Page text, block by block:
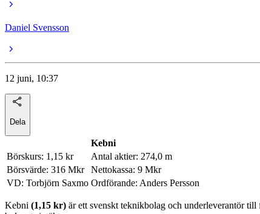
Daniel Svensson
12 juni, 10:37
Dela
Kebni
Börskurs: 1,15 kr
Antal aktier: 274,0 m
Börsvärde: 316 Mkr
Nettokassa: 9 Mkr
VD: Torbjörn Saxmo Ordförande: Anders Persson
Kebni (1,15 kr) är ett svenskt teknikbolag och underleverantör